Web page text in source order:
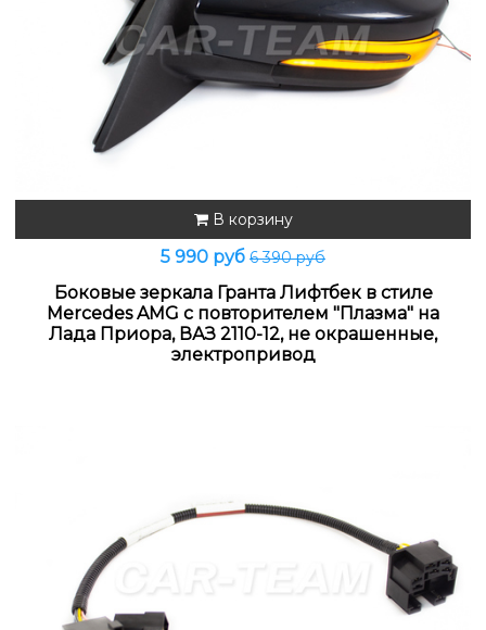
В корзину
5 990 руб 6 390 руб
Боковые зеркала Гранта Лифтбек в стиле
Mercedes AMG c повторителем "Плазма" на
Лада Приора, ВАЗ 2110-12, не окрашенные,
электропривод